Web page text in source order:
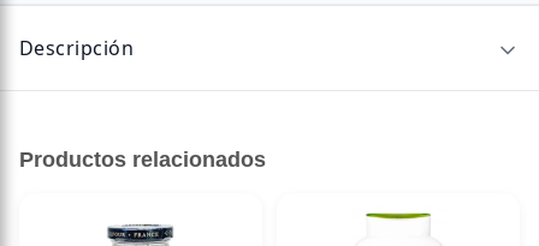
Descripción
Touch of Synergy.
Productos relacionados